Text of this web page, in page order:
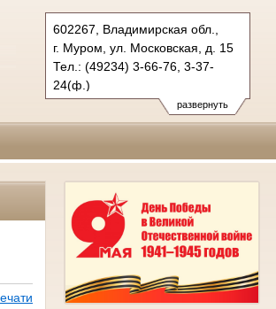
развернуть
602267, Владимирская обл.,
г. Муром, ул. Московская, д. 15
Тел.: (49234) 3-66-76, 3-37-
24(ф.)
muromsky.wld@sudrf.ru